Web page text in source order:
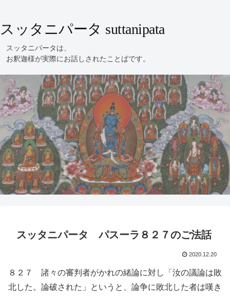
スッタニパータ suttanipata
スッタニパータ パスーラ８２７のご法話
2020.12.20
８２７ 諸々の審判者がかれの緒論に対し「汝の議論は敗
北した。論破された」というと、論争に敗北した者は嘆き